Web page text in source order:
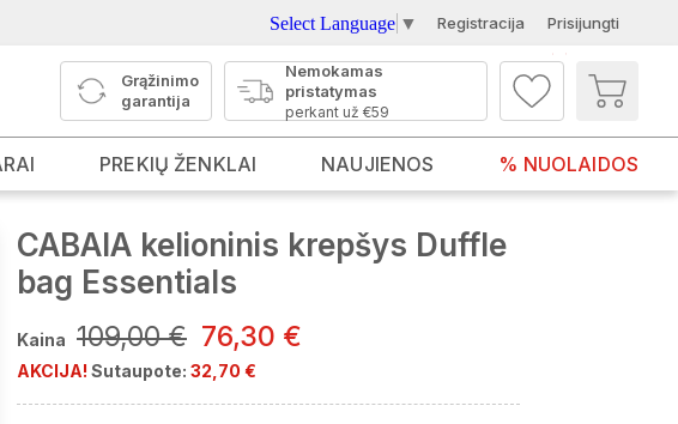
Select Language ▼ Registracija Prisijungti
Grąžinimo
garantija
Nemokamas
pristatymas
perkant už €59
PREKIŲ ŽENKLAI NAUJIENOS % NUOLAIDOS
CABAIA kelioninis krepšys Duffle
bag Essentials
Kaina 109,00 € 76,30 €
AKCIJA! Sutaupote: 32,70 €